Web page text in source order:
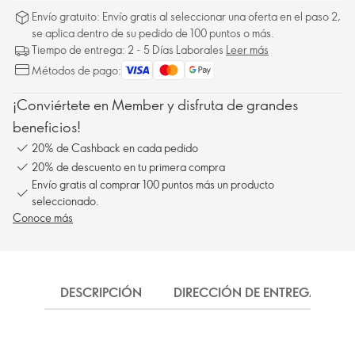
Envío gratuito: Envío gratis al seleccionar una oferta en el paso 2,
se aplica dentro de su pedido de 100 puntos o más.
Tiempo de entrega: 2 - 5 Días Laborales Leer más
Métodos de pago:
¡Conviértete en Member y disfruta de grandes
beneficios!
20% de Cashback en cada pedido
20% de descuento en tu primera compra
Envío gratis al comprar 100 puntos más un producto
seleccionado.
Conoce más
DESCRIPCIÓN DIRECCIÓN DE ENTREGA